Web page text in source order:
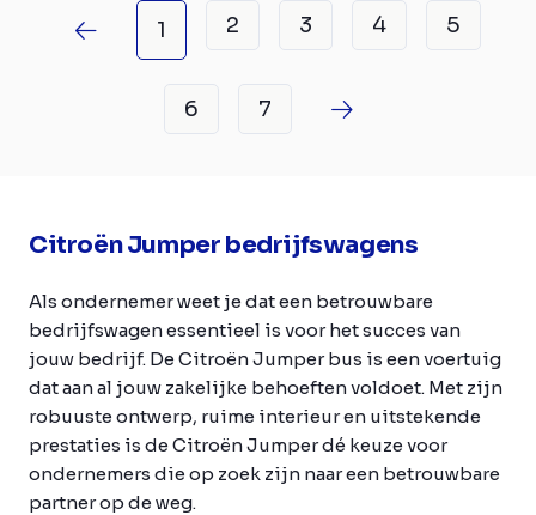
1 2 3 4 5
6 7
Citroën Jumper bedrijfswagens
Als ondernemer weet je dat een betrouwbare
bedrijfswagen essentieel is voor het succes van
jouw bedrijf. De Citroën Jumper bus is een voertuig
dat aan al jouw zakelijke behoeften voldoet. Met zijn
robuuste ontwerp, ruime interieur en uitstekende
prestaties is de Citroën Jumper dé keuze voor
ondernemers die op zoek zijn naar een betrouwbare
partner op de weg.